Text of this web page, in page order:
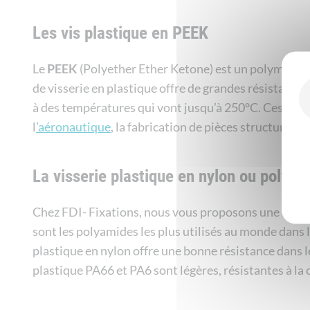
Les vis plastique en PEEK
LePEEK (Polyether Ether Ketone) est un polymère
de visserie en plastique offre de grandes
à des températures qui vont jusqu’à 250°C. Ces
l’aéronautique, la fabrication de pièces
La visserie plastique en nylon ou
Chez FDI- Fixations, nous vous proposons une
sont les polyamides les plus utilisés au monde
plastique en nylon offre une bonne résistance dans
plastique PA66 et PA6 sont légères, résistantes à